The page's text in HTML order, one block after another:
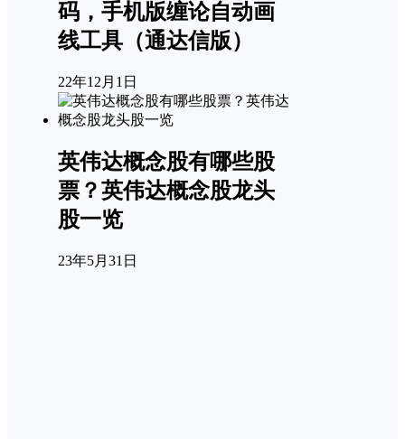
码，手机版缠论自动画
线工具（通达信版）
22年12月1日
英伟达概念股有哪些股
票？英伟达概念股龙头
股一览
23年5月31日